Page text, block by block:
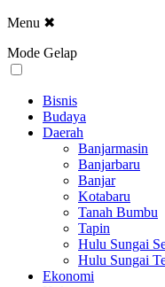
Menu ✖
Mode Gelap
Bisnis
Budaya
Daerah
Banjarmasin
Banjarbaru
Banjar
Kotabaru
Tanah Bumbu
Tapin
Hulu Sungai
Hulu Sungai
Ekonomi